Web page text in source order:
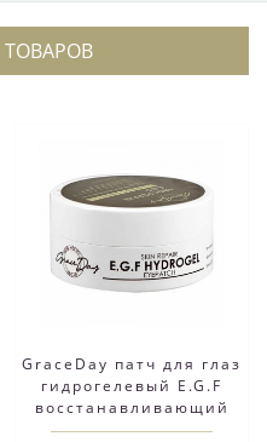
GraceDay патч для глаз
гидрогелевый E.G.F
восстанавливающий